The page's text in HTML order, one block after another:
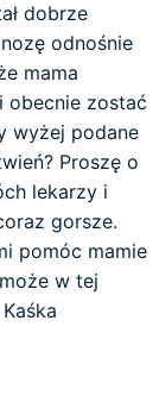
dobrze
odnośnie
mama
obecnie zostać
wyżej podane
Proszę o
lekarzy i
gorsze.
pomóc mamie
w tej